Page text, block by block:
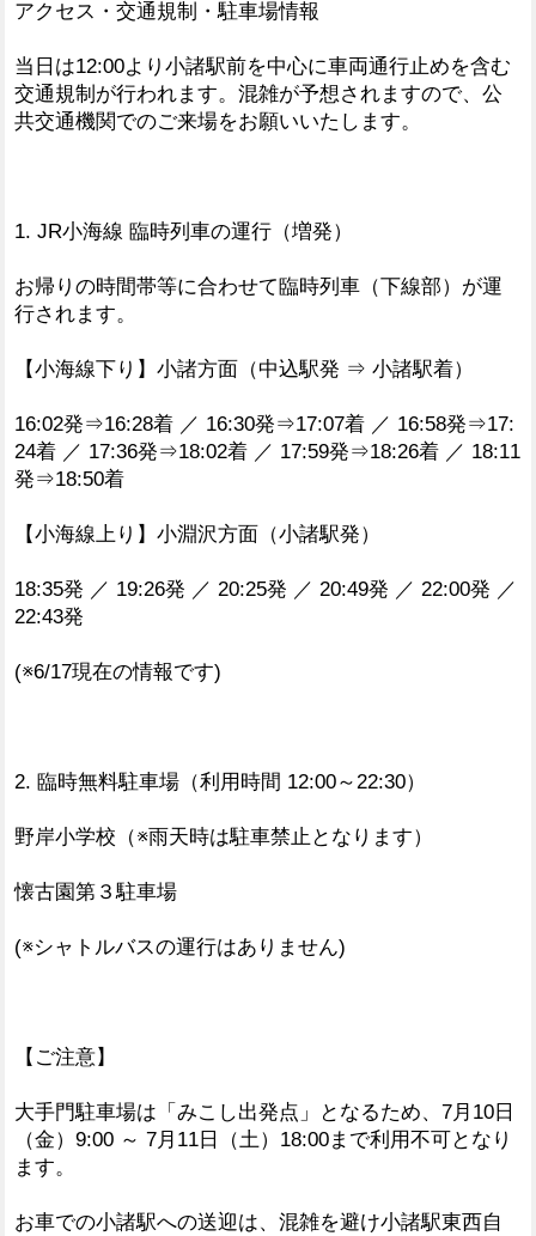
アクセス・交通規制・駐車場情報
当日は12:00より小諸駅前を中心に車両通行止めを含む
交通規制が行われます。混雑が予想されますので、公
共交通機関でのご来場をお願いいたします。
1. JR小海線 臨時列車の運行（増発）
お帰りの時間帯等に合わせて臨時列車（下線部）が運
行されます。
【小海線下り】小諸方面（中込駅発 ⇒ 小諸駅着）
16:02発⇒16:28着 ／ 16:30発⇒17:07着 ／ 16:58発⇒17:
24着 ／ 17:36発⇒18:02着 ／ 17:59発⇒18:26着 ／ 18:11
発⇒18:50着
【小海線上り】小淵沢方面（小諸駅発）
18:35発 ／ 19:26発 ／ 20:25発 ／ 20:49発 ／ 22:00発 ／
22:43発
(※6/17現在の情報です)
2. 臨時無料駐車場（利用時間 12:00～22:30）
野岸小学校（※雨天時は駐車禁止となります）
懐古園第３駐車場
(※シャトルバスの運行はありません)
【ご注意】
大手門駐車場は「みこし出発点」となるため、7月10日
（金）9:00 ～ 7月11日（土）18:00まで利用不可となり
ます。
お車での小諸駅への送迎は、混雑を避け小諸駅東西自